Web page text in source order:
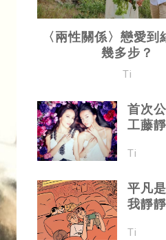
〈兩性關係〉戀愛到
幾多步？
Ti
首次
工藤
Ti
平凡
我靜
Ti